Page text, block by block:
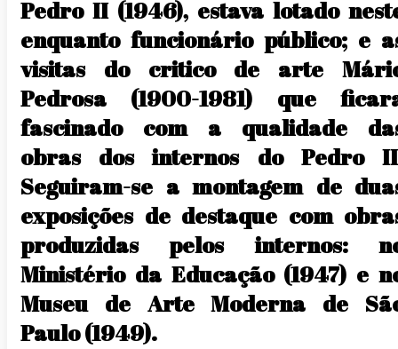
Pedro II (1946), estava lotado
enquanto funcionário público; e
visitas do critico de arte
Pedrosa (1900-1981) que
fascinado com a qualidade
obras dos internos do Pedro
Seguiram-se a montagem de
exposições de destaque com
produzidas pelos internos:
Ministério da Educação (1947) e
Museu de Arte Moderna de
Paulo (1949).